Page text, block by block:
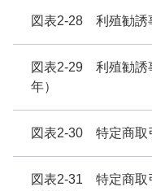
図表2-28 利殖勧誘
図表2-29 利殖勧誘
年）
図表2-30 特定商取
図表2-31 特定商取